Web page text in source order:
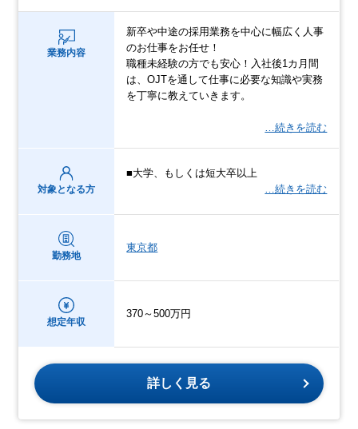
業務内容
新卒や中途の採用業務を中心に幅広く人事
のお仕事をお任せ！
職種未経験の方でも安心！入社後1カ月間
は、OJTを通して仕事に必要な知識や実務
を丁寧に教えていきます。
…続きを読む
対象となる方
■大学、もしくは短大卒以上
…続きを読む
勤務地
東京都
想定年収
370～500万円
詳しく見る